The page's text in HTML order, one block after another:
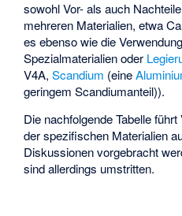
sowohl Vor- als auch
mehreren Materialien, etwa
es ebenso wie die
Spezialmaterialien oder
V4A,Scandium (eine
geringem Scandiumanteil)).
Die nachfolgende Tabelle
der spezifischen Materialien
Diskussionen vorgebracht
sind allerdings umstritten.